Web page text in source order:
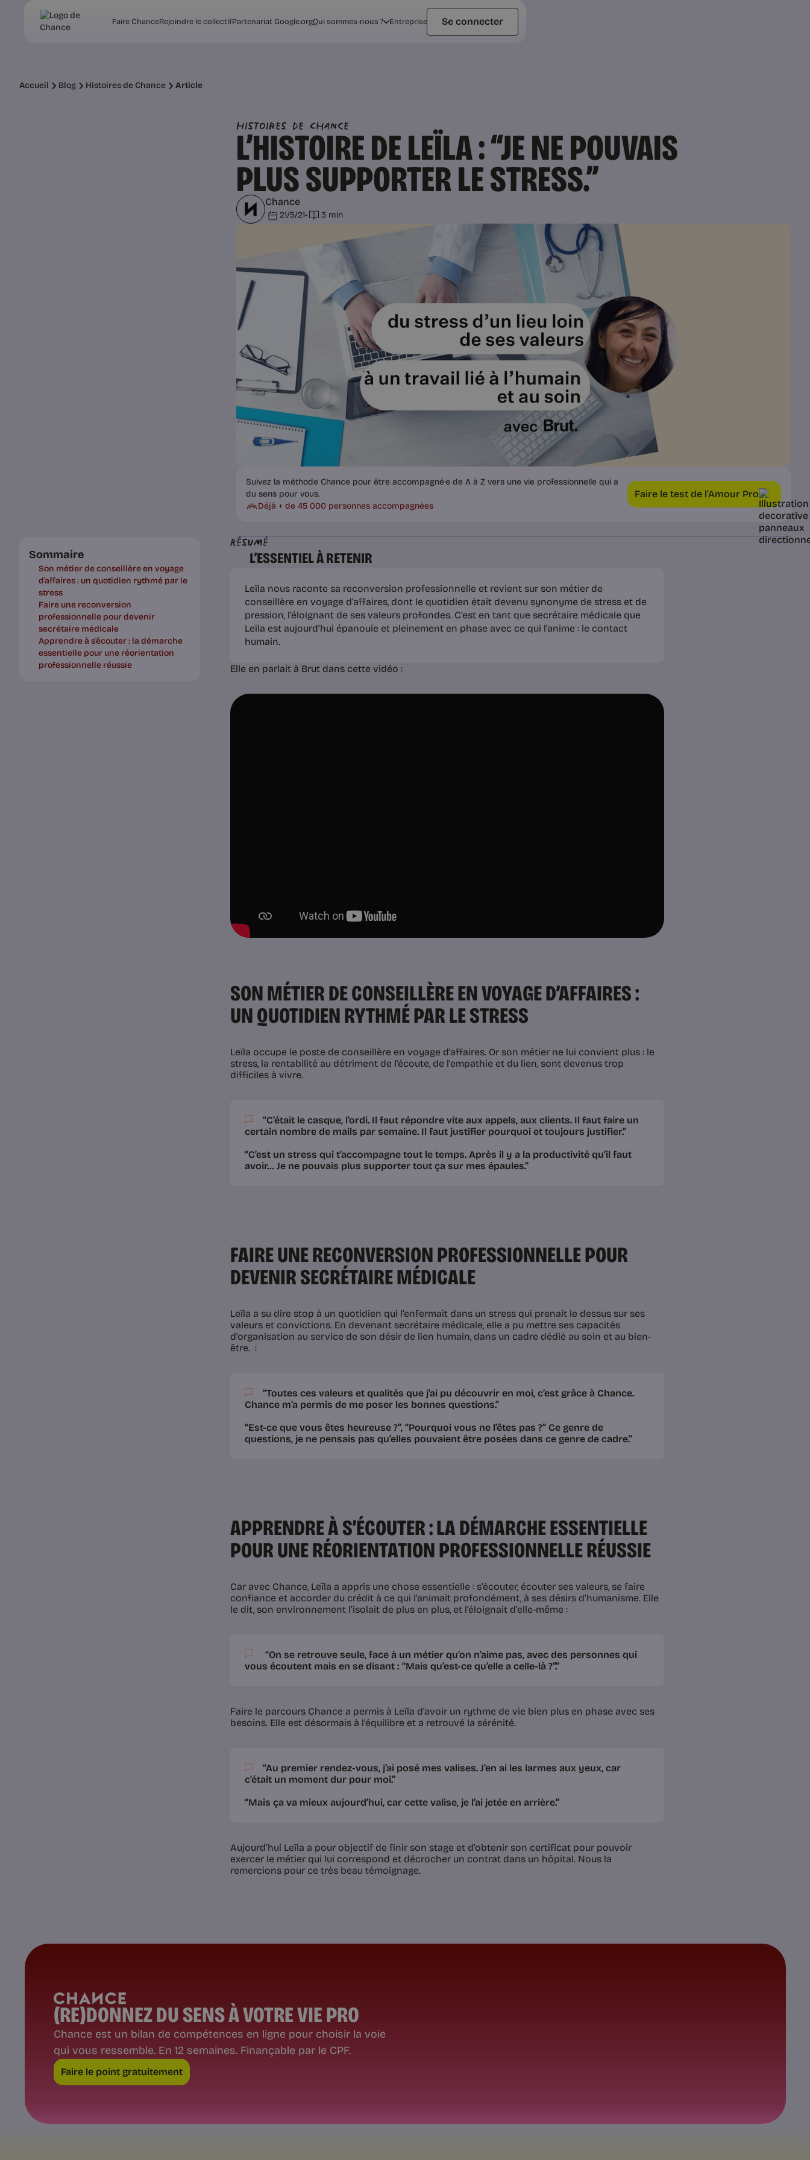
Faire ChanceRejoindre le collectifPartenariat Google.orgQui sommes-nous ? Entreprise Se connecter
Accueil Blog Histoires de Chance Article
Histoires de Chance
L’HISTOIRE DE LEÏLA : “JE NE POUVAIS
PLUS SUPPORTER LE STRESS.”
Chance
21/5/21• 3 min
Suivez la méthode Chance pour être accompagné·e de A à Z vers une vie professionnelle qui a
du sens pour vous.
Déjà + de 45 000 personnes accompagnées
Faire le test de l’Amour Pro
Sommaire
Son métier de conseillère en voyage
d’affaires : un quotidien rythmé par le
stress
Faire une reconversion
professionnelle pour devenir
secrétaire médicale
Apprendre à s’écouter : la démarche
essentielle pour une réorientation
professionnelle réussie
Résumé
L’ESSENTIEL À RETENIR
Leïla nous raconte sa reconversion professionnelle et revient sur son métier de
conseillère en voyage d’affaires, dont le quotidien était devenu synonyme de stress et de
pression, l’éloignant de ses valeurs profondes. C’est en tant que secrétaire médicale que
Leïla est aujourd’hui épanouie et pleinement en phase avec ce qui l’anime : le contact
humain.
Elle en parlait à Brut dans cette vidéo :
SON MÉTIER DE CONSEILLÈRE EN VOYAGE D’AFFAIRES :
UN QUOTIDIEN RYTHMÉ PAR LE STRESS
Leïla occupe le poste de conseillère en voyage d’affaires. Or son métier ne lui convient plus : le
stress, la rentabilité au détriment de l'écoute, de l'empathie et du lien, sont devenus trop
difficiles à vivre.
“C’était le casque, l’ordi. Il faut répondre vite aux appels, aux clients. Il faut faire un
certain nombre de mails par semaine. Il faut justifier pourquoi et toujours justifier.”
“C’est un stress qui t’accompagne tout le temps. Après il y a la productivité qu’il faut
avoir… Je ne pouvais plus supporter tout ça sur mes épaules.”
FAIRE UNE RECONVERSION PROFESSIONNELLE POUR
DEVENIR SECRÉTAIRE MÉDICALE
Leïla a su dire stop à un quotidien qui l’enfermait dans un stress qui prenait le dessus sur ses
valeurs et convictions. En devenant secrétaire médicale, elle a pu mettre ses capacités
d'organisation au service de son désir de lien humain, dans un cadre dédié au soin et au bien-
être. :
“Toutes ces valeurs et qualités que j’ai pu découvrir en moi, c’est grâce à Chance.
Chance m’a permis de me poser les bonnes questions.”
“Est-ce que vous êtes heureuse ?”, “Pourquoi vous ne l’êtes pas ?” Ce genre de
questions, je ne pensais pas qu’elles pouvaient être posées dans ce genre de cadre.”
APPRENDRE À S’ÉCOUTER : LA DÉMARCHE ESSENTIELLE
POUR UNE RÉORIENTATION PROFESSIONNELLE RÉUSSIE
Car avec Chance, Leïla a appris une chose essentielle : s’écouter, écouter ses valeurs, se faire
confiance et accorder du crédit à ce qui l’animait profondément, à ses désirs d’humanisme. Elle
le dit, son environnement l’isolait de plus en plus, et l’éloignait d’elle-même :
“On se retrouve seule, face à un métier qu’on n’aime pas, avec des personnes qui
vous écoutent mais en se disant : “Mais qu’est-ce qu’elle a celle-là ?”.”
Faire le parcours Chance a permis à Leïla d’avoir un rythme de vie bien plus en phase avec ses
besoins. Elle est désormais à l'équilibre et a retrouvé la sérénité.
“Au premier rendez-vous, j’ai posé mes valises. J’en ai les larmes aux yeux, car
c’était un moment dur pour moi.”
“Mais ça va mieux aujourd’hui, car cette valise, je l’ai jetée en arrière.”
Aujourd’hui Leïla a pour objectif de finir son stage et d’obtenir son certificat pour pouvoir
exercer le métier qui lui correspond et décrocher un contrat dans un hôpital. Nous la
remercions pour ce très beau témoignage.
(RE)DONNEZ DU SENS À VOTRE VIE PRO
Chance est un bilan de compétences en ligne pour choisir la voie
qui vous ressemble. En 12 semaines. Finançable par le CPF.
Faire le point gratuitement